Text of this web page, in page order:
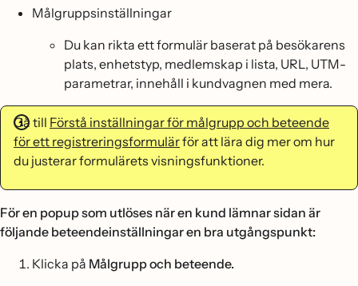
Målgruppsinställningar
Du kan rikta ett formulär baserat på besökarens
plats, enhetstyp, medlemskap i lista, URL, UTM-
parametrar, innehåll i kundvagnen med mera.
Gå till Förstå inställningar för målgrupp och beteende
för ett registreringsformulärför att lära dig mer om hur
du justerar formulärets visningsfunktioner.
För en popup som utlöses när en kund lämnar sidan är
följande beteendeinställningar en bra utgångspunkt:
Klicka på Målgrupp och beteende.